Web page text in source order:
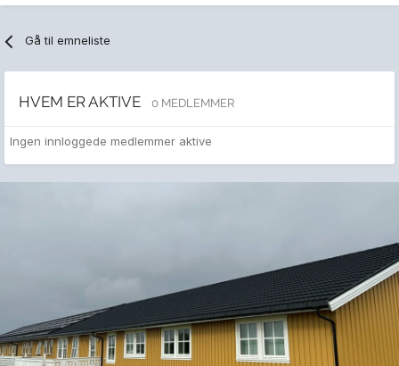
Gå til emneliste
HVEM ER AKTIVE 0 MEDLEMMER
Ingen innloggede medlemmer aktive